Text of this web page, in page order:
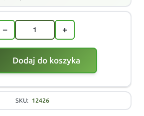
− +
Dodaj do koszyka
SKU: 12426